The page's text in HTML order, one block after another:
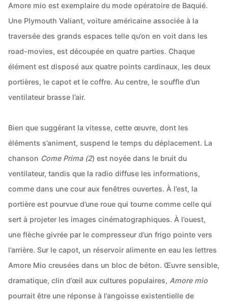
Amore mio est exemplaire du mode opératoire de Baquié.
Une Plymouth Valiant, voiture américaine associée à la
traversée des grands espaces telle qu’on en voit dans les
road-movies, est découpée en quatre parties. Chaque
élément est disposé aux quatre points cardinaux, les deux
portières, le capot et le coffre. Au centre, le souffle d’un
ventilateur brasse l’air.
Bien que suggérant la vitesse, cette œuvre, dont les
éléments s’animent, suspend le temps du déplacement. La
chanson Come Prima (2) est noyée dans le bruit du
ventilateur, tandis que la radio diffuse les informations,
comme dans une cour aux fenêtres ouvertes. À l’est, la
portière est pourvue d’une roue qui tourne comme celle qui
sert à projeter les images cinématographiques. À l’ouest,
une flèche givrée par le compresseur d’un frigo pointe vers
l’arrière. Sur le capot, un réservoir alimente en eau les lettres
Amore Mio creusées dans un bloc de béton. Œuvre sensible,
dramatique, clin d’œil aux cultures populaires, Amore mio
pourrait être une réponse à l’angoisse existentielle de